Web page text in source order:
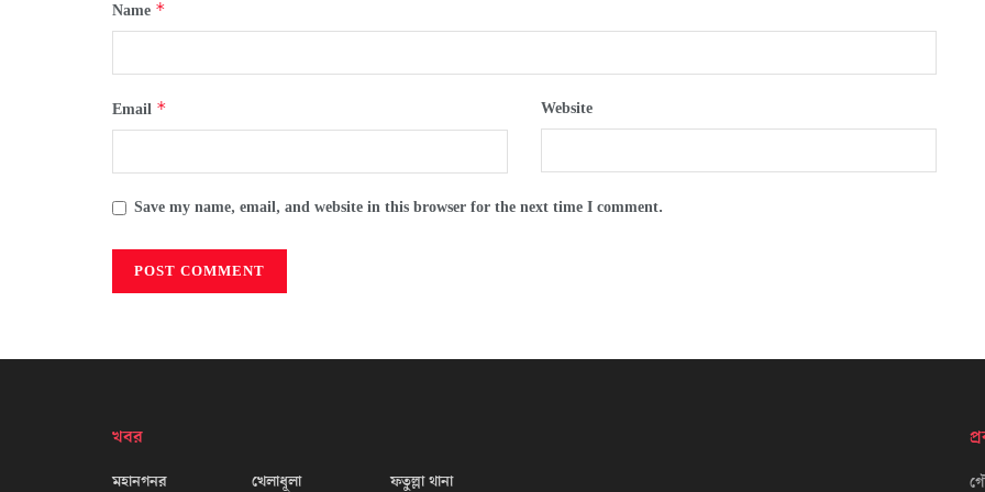
Name *
Email * Website
Save my name, email, and website in this browser for the next time I comment.
খবর
মহানগনর খেলাধূলা ফতুল্লা থানা